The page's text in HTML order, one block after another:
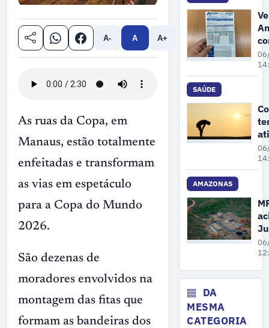
A- A A+
As ruas da Copa, em
Manaus, estão totalmente
enfeitadas e transformam
as vias em espetáculo
para a Copa do Mundo
2026.
São dezenas de
moradores envolvidos na
montagem das fitas que
formam as bandeiras dos
SAÚDE
AMAZONAS
ar
DA
MESMA
CATEGORIA